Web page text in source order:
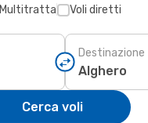
Multitratta Voli diretti
Destinazione
Cerca voli